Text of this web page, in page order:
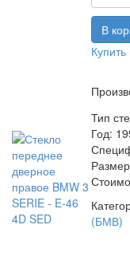
Купить
Тип
Год:
(БМВ)